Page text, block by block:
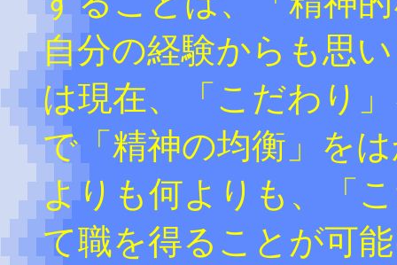
自分の経験からも思
は現在、「こだわり
で「精神の均衡」を
よりも何よりも、「
て職を得ることが可